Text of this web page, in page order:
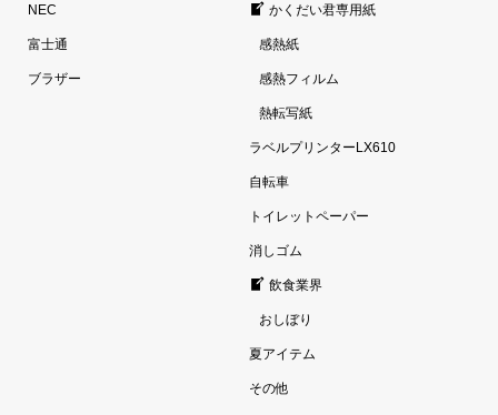
NEC
富士通
ブラザー
かくだい君専用紙
感熱紙
感熱フィルム
熱転写紙
ラベルプリンターLX610
自転車
トイレットペーパー
消しゴム
飲食業界
おしぼり
夏アイテム
その他